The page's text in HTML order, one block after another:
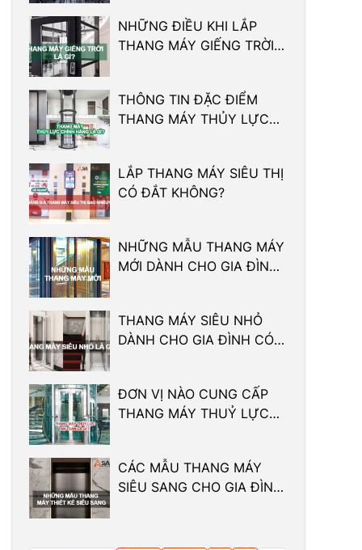
NHỮNG ĐIỀU KHI LẮP
THANG MÁY GIẾNG TRỜI
THÔNG TIN ĐẶC ĐIỂM
THANG MÁY THỦY LỰC
LẮP THANG MÁY SIÊU THỊ
CÓ ĐẮT KHÔNG?
NHỮNG MẪU THANG MÁY
MỚI DÀNH CHO GIA ĐÌNH
THANG MÁY SIÊU NHỎ
DÀNH CHO GIA ĐÌNH CÓ
ĐƠN VỊ NÀO CUNG CẤP
THANG MÁY THUỶ LỰC
CÁC MẪU THANG MÁY
SIÊU SANG CHO GIA ĐÌNH